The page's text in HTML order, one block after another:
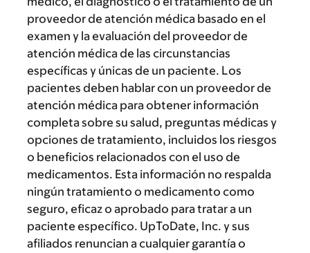
proveedor de atención médica basado en el
examen y la evaluación del proveedor de
atención médica de las circunstancias
específicas y únicas de un paciente. Los
pacientes deben hablar con un proveedor de
atención médica para obtener información
completa sobre su salud, preguntas médicas y
opciones de tratamiento, incluidos los riesgos
o beneficios relacionados con el uso de
medicamentos. Esta información no respalda
ningún tratamiento o medicamento como
seguro, eficaz o aprobado para tratar a un
paciente específico. UpToDate, Inc. y sus
afiliados renuncian a cualquier garantía o